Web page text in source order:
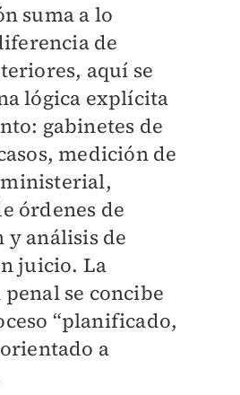
suma a lo
de
aquí se
lógica explícita
gabinetes de
medición de
órdenes de
y análisis de
juicio. La
se concibe
“planificado,
a